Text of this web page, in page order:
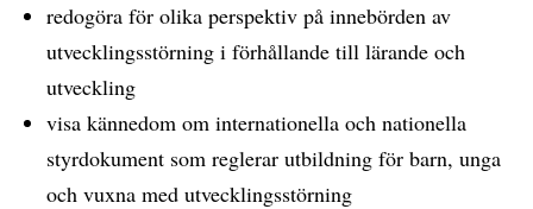
redogöra för olika perspektiv på innebörden av
utvecklingsstörning i förhållande till lärande och
utveckling
visa kännedom om internationella och nationella
styrdokument som reglerar utbildning för barn, unga
och vuxna med utvecklingsstörning